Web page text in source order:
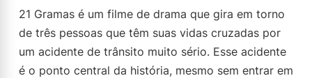
21 Gramas é um filme de drama que gira em torno
de três pessoas que têm suas vidas cruzadas por
um acidente de trânsito muito sério. Esse acidente
é o ponto central da história, mesmo sem entrar em